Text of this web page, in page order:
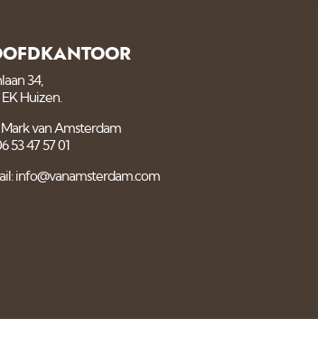
34,
Huizen.
Mark van Amsterdam
53 47 57 01
info@vanamsterdam.com